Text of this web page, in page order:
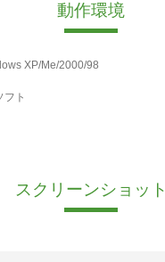
動作環境
XP/Me/2000/98
フト
スクリーンショット